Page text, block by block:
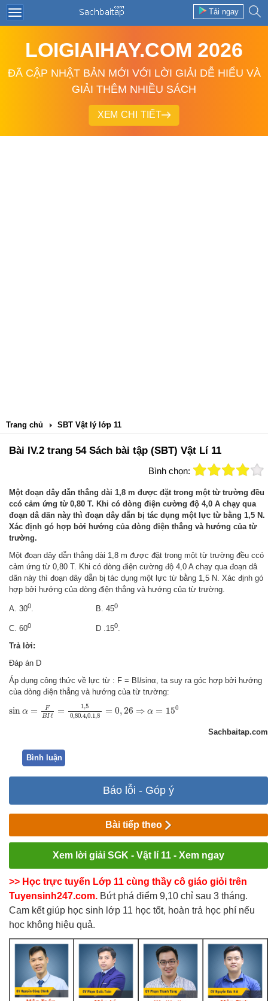
Tải ngay
LOIGIAIHAY.COM 2026
ĐÃ CẬP NHẬT BẢN MỚI VỚI LỜI GIẢI DỄ HIỂU VÀ
GIẢI THÊM NHIỀU SÁCH
XEM CHI TIẾT
Trang chủ SBT Vật lý lớp 11
Bài IV.2 trang 54 Sách bài tập (SBT) Vật Lí 11
Bình chọn:
Một đoạn dây dẫn thẳng dài 1,8 m được đặt trong một từ trường đều
ccó cảm ứng từ 0,80 T. Khi có dòng điện cường độ 4,0 A chạy qua
đoạn dâ dãn này thì đoạn dây dẫn bị tác dụng một lực từ bằng 1,5 N.
Xác định gó hợp bởi hướng của dòng điện thẳng và hướng của từ
trường.
Một đoạn dây dẫn thẳng dài 1,8 m được đặt trong một từ trường đều ccó
cảm ứng từ 0,80 T. Khi có dòng điện cường độ 4,0 A chạy qua đoạn dâ
dãn này thì đoạn dây dẫn bị tác dụng một lực từ bằng 1,5 N. Xác định gó
hợp bởi hướng của dòng điện thẳng và hướng của từ trường.
A. 300. B. 450
C. 600 D .150
Trả lời:
Đáp án D
Áp dụng công thức về lực từ : F = BIlsinα, ta suy ra góc hợp bởi hướng
của dòng điện thẳng và hướng của từ trường:
sin α =
F
BIℓ = 1,5
0,80.4,0.1,8 = 0,26 ⇒ α = 150
ℓ= 80.4
Sachbaitap.com
Bình luận
Báo lỗi - Góp ý
Bài tiếp theo
Xem lời giải SGK - Vật lí 11 - Xem ngay
>> Học trực tuyến Lớp 11 cùng thầy cô giáo giỏi trên
Tuyensinh247.com. Bứt phá điểm 9,10 chỉ sau 3 tháng.
Cam kết giúp học sinh lớp 11 học tốt, hoàn trả học phí nếu
học không hiệu quả.